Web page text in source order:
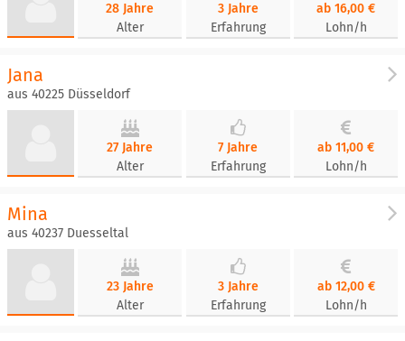
28 Jahre
Alter
3 Jahre
Erfahrung
ab 16,00 €
Lohn/h
Jana
aus 40225 Düsseldorf
27 Jahre
Alter
7 Jahre
Erfahrung
ab 11,00 €
Lohn/h
Mina
aus 40237 Duesseltal
23 Jahre
Alter
3 Jahre
Erfahrung
ab 12,00 €
Lohn/h